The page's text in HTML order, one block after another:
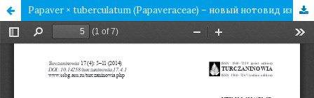
Papaver × tuberculatum (Papaveraceae) – новый нотовид из Дагестана